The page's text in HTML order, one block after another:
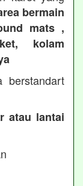
bermain
mats ,
kolam
atau lantai